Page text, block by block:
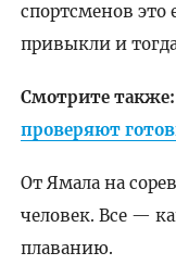
спортсменов это
привыкли и
Смотрите также:
проверяют
От Ямала на
человек. Все —
плаванию.